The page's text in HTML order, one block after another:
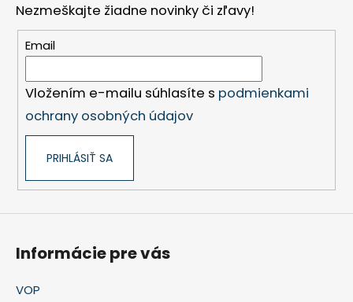
Nezmeškajte žiadne novinky či zľavy!
Email
Vložením e-mailu súhlasíte s podmienkami
ochrany osobných údajov
PRIHLÁSIŤ SA
Informácie pre vás
VOP